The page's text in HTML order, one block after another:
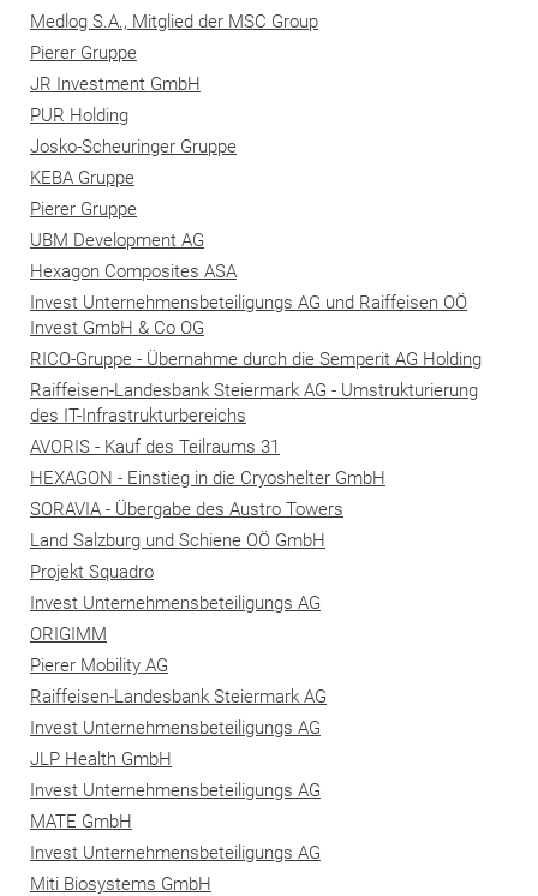
Medlog S.A., Mitglied der MSC Group
Pierer Gruppe
JR Investment GmbH
PUR Holding
Josko-Scheuringer Gruppe
KEBA Gruppe
Pierer Gruppe
UBM Development AG
Hexagon Composites ASA
Invest Unternehmensbeteiligungs AG und Raiffeisen OÖ
Invest GmbH & Co OG
RICO-Gruppe - Übernahme durch die Semperit AG Holding
Raiffeisen-Landesbank Steiermark AG - Umstrukturierung
des IT-Infrastrukturbereichs
AVORIS - Kauf des Teilraums 31
HEXAGON - Einstieg in die Cryoshelter GmbH
SORAVIA - Übergabe des Austro Towers
Land Salzburg und Schiene OÖ GmbH
Projekt Squadro
Invest Unternehmensbeteiligungs AG
ORIGIMM
Pierer Mobility AG
Raiffeisen-Landesbank Steiermark AG
Invest Unternehmensbeteiligungs AG
JLP Health GmbH
Invest Unternehmensbeteiligungs AG
MATE GmbH
Invest Unternehmensbeteiligungs AG
Miti Biosystems GmbH